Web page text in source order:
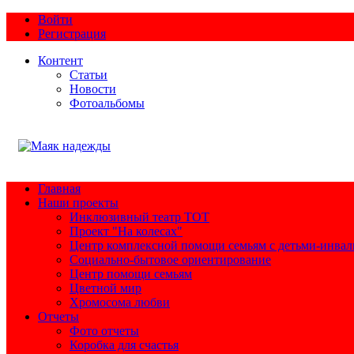
Войти
Регистрация
Контент
Статьи
Новости
Фотоальбомы
Главная
Наши проекты
Инклюзивный театр ТОТ
Проект "На колесах"
Центр комплексной помощи семьям с детьми-
Социально-бытовое ориентирование
Центр помощи семьям
Цветной мир
Хромосома любви
Отчеты
Фото отчеты
Коробка для счастья